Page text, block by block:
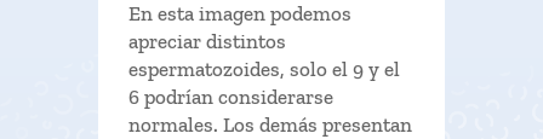
En esta imagen podemos
apreciar distintos
espermatozoides, solo el 9 y el
6 podrían considerarse
normales. Los demás presentan